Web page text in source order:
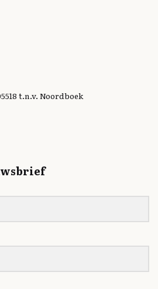
t.n.v. Noordboek